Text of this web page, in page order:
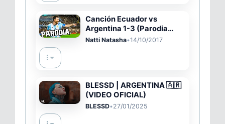
Canción Ecuador vs
Argentina 1-3 (Parodia
Criminal - Natti Natasha x
Natti Natasha•14/10/2017
BLESSD | ARGENTINA 🇦🇷
(VIDEO OFICIAL)
BLESSD•27/01/2025